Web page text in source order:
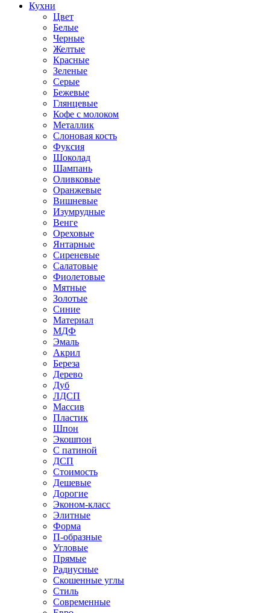
Кухни
Цвет
Белые
Черные
Желтые
Красные
Зеленые
Серые
Бежевые
Глянцевые
Кофе с молоком
Металлик
Слоновая кость
Фуксия
Шоколад
Шампань
Оливковые
Оранжевые
Вишневые
Изумрудные
Венге
Ореховые
Янтарные
Сиреневые
Салатовые
Фиолетовые
Мятные
Золотые
Синие
Материал
МДФ
Эмаль
Акрил
Береза
Дерево
Дуб
ЛДСП
Массив
Пластик
Шпон
Экошпон
С патиной
ДСП
Стоимость
Дешевые
Дорогие
Эконом-класс
Элитные
Форма
П-образные
Угловые
Прямые
Радиусные
Скошенные углы
Стиль
Современные